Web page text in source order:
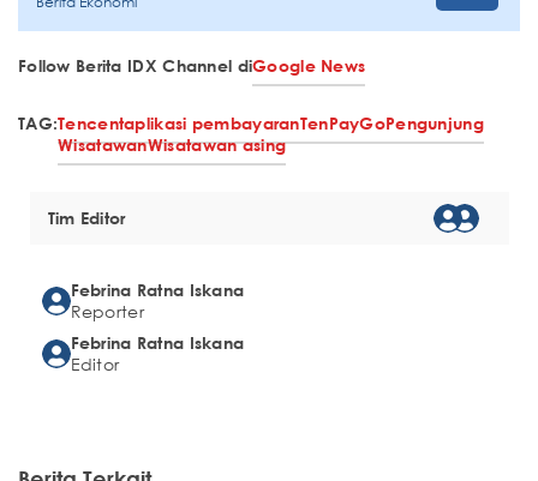
Follow Berita IDX Channel diGoogle News
TAG:Tencentaplikasi pembayaranTenPayGoPengunjung
WisatawanWisatawan asing
Tim Editor
Febrina Ratna Iskana
Reporter
Febrina Ratna Iskana
Editor